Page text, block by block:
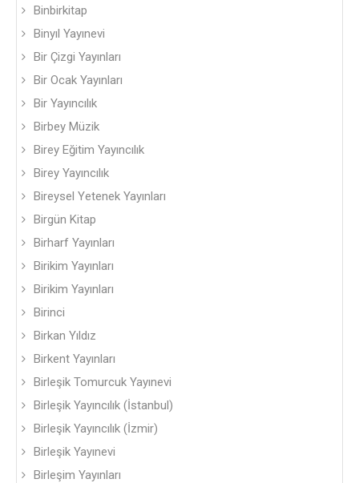
Binbirkitap
Binyıl Yayınevi
Bir Çizgi Yayınları
Bir Ocak Yayınları
Bir Yayıncılık
Birbey Müzik
Birey Eğitim Yayıncılık
Birey Yayıncılık
Bireysel Yetenek Yayınları
Birgün Kitap
Birharf Yayınları
Birikim Yayınları
Birikim Yayınları
Birinci
Birkan Yıldız
Birkent Yayınları
Birleşik Tomurcuk Yayınevi
Birleşik Yayıncılık (İstanbul)
Birleşik Yayıncılık (İzmir)
Birleşik Yayınevi
Birleşim Yayınları